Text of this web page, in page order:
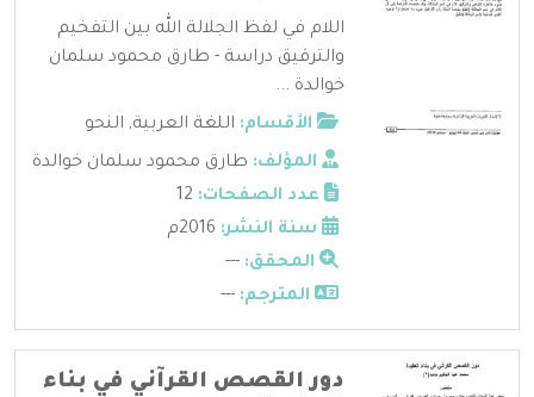
اللام في لفظ الجلالة الله بين التفخيم
والترقيق دراسة - طارق محمود سلمان
خوالدة ...
الأقسام: اللغة العربية, النحو
المؤلف: طارق محمود سلمان خوالدة
عدد الصفحات:
سنة النشر:
المحقق: ---
المترجم: ---
دور القصص القرآني في بناء